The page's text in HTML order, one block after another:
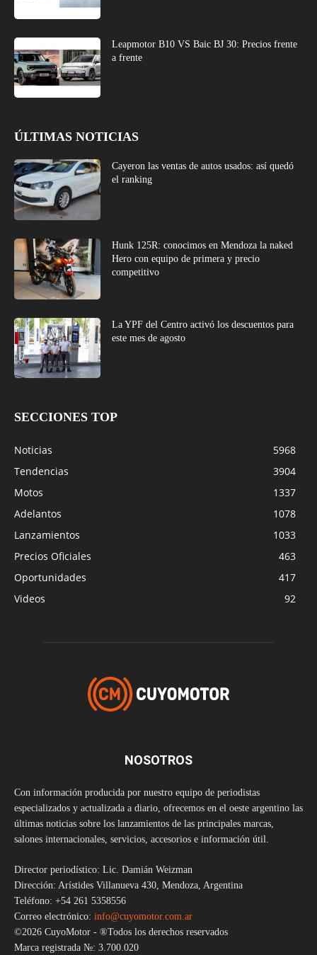
Leapmotor B10 VS Baic BJ 30: Precios frente
a frente
ÚLTIMAS NOTICIAS
Cayeron las ventas de autos usados: así quedó
el ranking
Hunk 125R: conocimos en Mendoza la naked
Hero con equipo de primera y precio
competitivo
La YPF del Centro activó los descuentos para
este mes de agosto
SECCIONES TOP
Noticias
5968
Tendencias
3904
Motos
1337
Adelantos
1078
Lanzamientos
1033
Precios Oficiales
463
Oportunidades
417
Videos
92
NOSOTROS
Con información producida por nuestro equipo de periodistas
especializados y actualizada a diario, ofrecemos en el oeste argentino las
últimas noticias sobre los lanzamientos de las principales marcas,
salones internacionales, servicios, accesorios e información útil.
Director periodístico: Lic. Damián Weizman
Dirección: Arístides Villanueva 430, Mendoza, Argentina
Teléfono: +54 261 5358556
Correo electrónico: info@cuyomotor.com.ar
©2026 CuyoMotor - ®Todos los derechos reservados
Marca registrada №: 3.700.020